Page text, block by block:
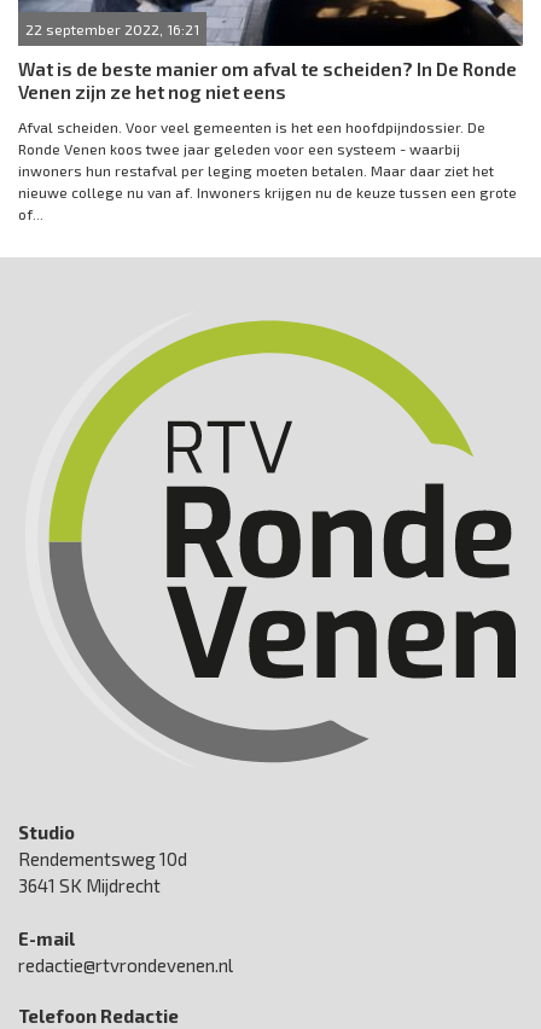
22 september 2022, 16:21
Wat is de beste manier om afval te scheiden? In De Ronde
Venen zijn ze het nog niet eens
Afval scheiden. Voor veel gemeenten is het een hoofdpijndossier. De
Ronde Venen koos twee jaar geleden voor een systeem - waarbij
inwoners hun restafval per leging moeten betalen. Maar daar ziet het
nieuwe college nu van af. Inwoners krijgen nu de keuze tussen een grote
of...
Studio
Rendementsweg 10d
3641 SK Mijdrecht
E-mail
redactie@rtvrondevenen.nl
Telefoon Redactie